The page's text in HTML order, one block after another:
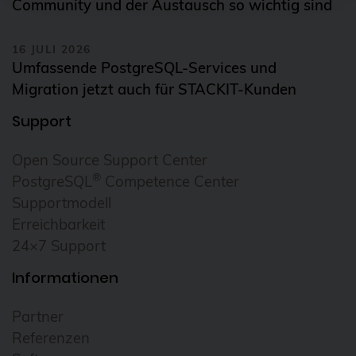
Community und der Austausch so wichtig sind
16 JULI 2026
Umfassende PostgreSQL-Services und
Migration jetzt auch für STACKIT-Kunden
Support
Open Source Support Center
PostgreSQL ® Competence Center
Supportmodell
Erreichbarkeit
24×7 Support
Informationen
Partner
Referenzen